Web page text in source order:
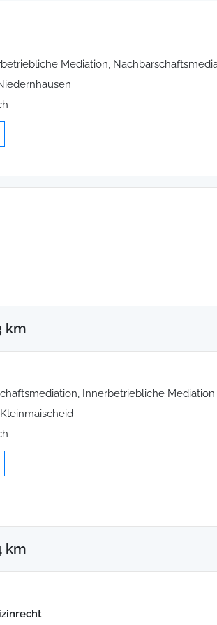
Mediation,
km
Innerbetriebliche Mediation
km